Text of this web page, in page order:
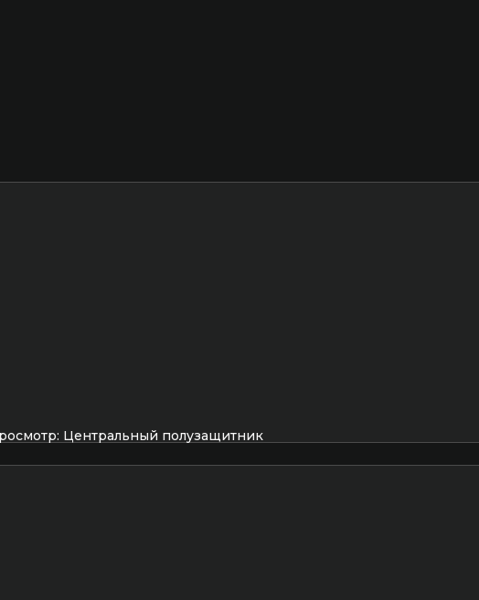
Центральный полузащитник